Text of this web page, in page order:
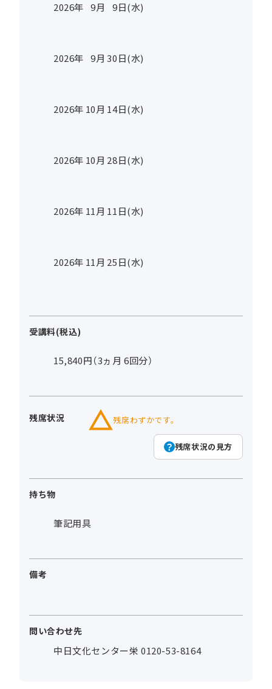
2026年 9月 9日(水)
2026年 9月 30日(水)
2026年 10月 14日(水)
2026年 10月 28日(水)
2026年 11月 11日(水)
2026年 11月 25日(水)
受講料(税込)
15,840円（3ヵ月 6回分）
残席状況 残席わずかです。
残席状況の見方
持ち物
筆記用具
備考
問い合わせ先
中日文化センター栄 0120-53-8164